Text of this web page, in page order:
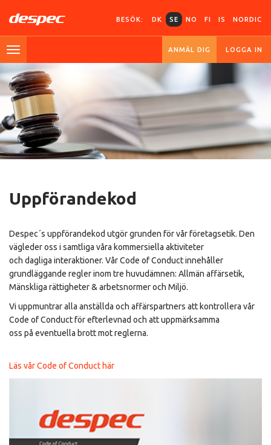
BESÖK: DK SE NO FI IS NORDIC
ANMÄL DIG LOGGA IN
Uppförandekod
Despec´s uppförandekod utgör grunden för vår företagsetik. Den
vägleder oss i samtliga våra kommersiella aktiviteter
och dagliga interaktioner. Vår Code of Conduct innehåller
grundläggande regler inom tre huvudämnen: Allmän affärsetik,
Mänskliga rättigheter & arbetsnormer och Miljö.
Vi uppmuntrar alla anställda och affärspartners att kontrollera vår
Code of Conduct för efterlevnad och att uppmärksamma
oss på eventuella brott mot reglerna.
Läs vår Code of Conduct här